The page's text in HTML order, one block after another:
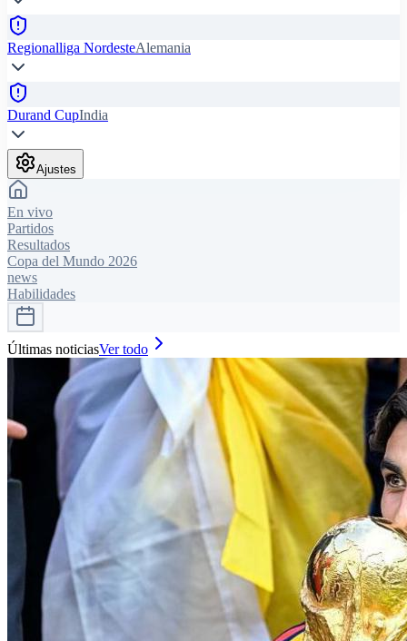
Regionalliga NordesteAlemania
Durand CupIndia
Ajustes
En vivo
Partidos
Resultados
Copa del Mundo 2026
news
Habilidades
Últimas noticiasVer todo